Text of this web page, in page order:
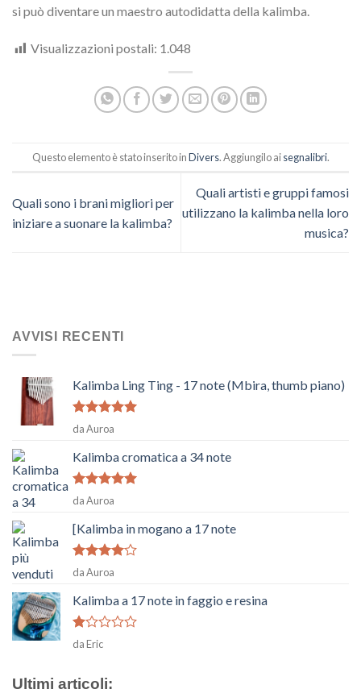
si può diventare un maestro autodidatta della kalimba.
Visualizzazioni postali: 1.048
Questo elemento è stato inserito inDivers. Aggiungilo aisegnalibri.
Quali sono i brani migliori per
iniziare a suonare la kalimba?
Quali artisti e gruppi famosi
utilizzano la kalimba nella loro
musica?
AVVISI RECENTI
Kalimba Ling Ting - 17 note (Mbira, thumb piano)
Voto5su
da Auroa
Kalimba cromatica a 34 note
Voto5su
da Auroa
[Kalimba in mogano a 17 note
Voto4
da Auroa
Kalimba a 17 note in faggio e resina
Voto
5
da Eric
Ultimi articoli: